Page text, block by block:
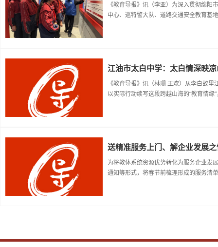
《教育导报》讯（李亚）为深入贯彻绵
中心、巡特警大队、道路交通安全教育基
江油市太白中学：太白情深映
《教育导报》讯（林珊 王欢）从李白故
以实际行动续写这段跨越山海的“教育情缘
送精准服务上门、解企业发展
为将教体系统资源优势转化为服务企业发
通知等形式，将春节前梳理形成的服务清